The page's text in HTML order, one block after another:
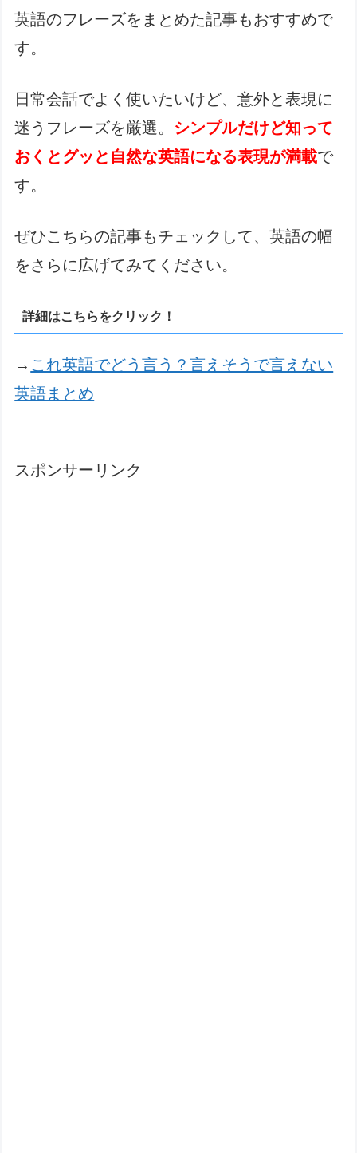
英語のフレーズをまとめた記事もおすすめで
す。
日常会話でよく使いたいけど、意外と表現に
迷うフレーズを厳選。 シンプルだけど知って
おくとグッと自然な英語になる表現が満載で
す。
ぜひこちらの記事もチェックして、英語の幅
をさらに広げてみてください。
詳細はこちらをクリック！
→ これ英語でどう言う？言えそうで言えない
英語まとめ
スポンサーリンク